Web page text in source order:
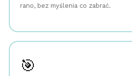
rano, bez myślenia co zabrać.
🎯